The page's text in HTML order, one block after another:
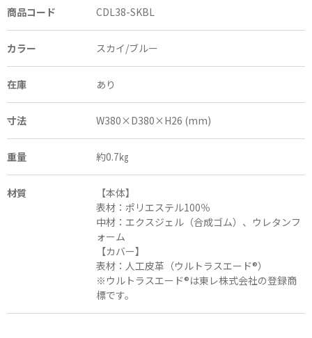
商品コード CDL38-SKBL
カラー スカイ/ブルー
在庫 あり
寸法 W380×D380×H26 (mm)
重量 約0.7㎏
材質
【本体】
表材：ポリエステル100％
中材：エクスジェル（合成ゴム）、ウレタンフ
ォーム
【カバー】
表材：人工皮革（ウルトラスエード®）
※ウルトラスエード®は東レ株式会社の登録商
標です。